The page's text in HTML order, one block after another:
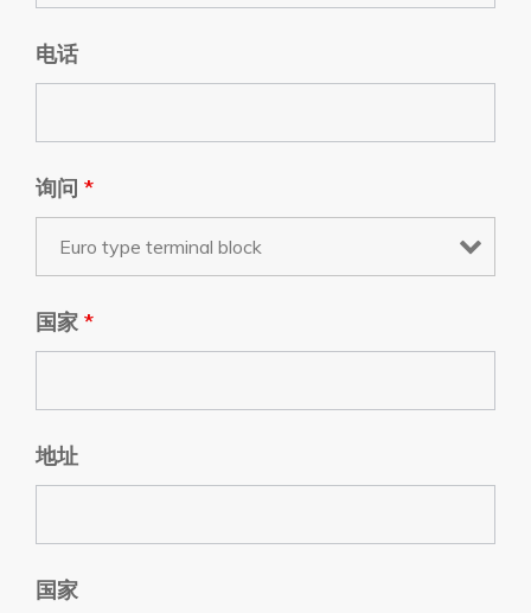
电话
询问 *
国家 *
地址
国家